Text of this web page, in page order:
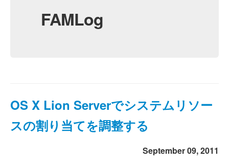
FAMLog
OS X Lion Serverでシステムリソー
スの割り当てを調整する
September 09, 2011